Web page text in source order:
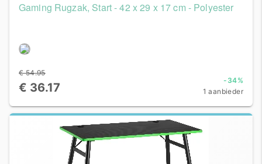
Gaming Rugzak, Start - 42 x 29 x 17 cm - Polyester
€ 54.95
€ 36.17
-34%
1 aanbieder